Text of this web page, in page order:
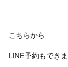
こちらから
LINE予約もできま